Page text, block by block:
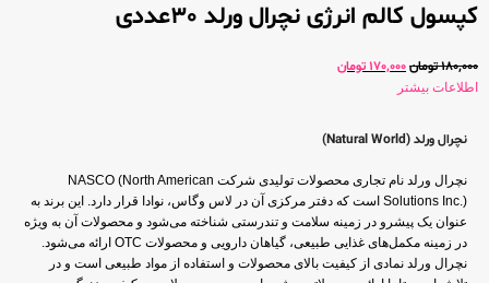
کپسول کالم انرژی نچرال ورلد 30عددی
180,000تومان170,000 تومان
اطلاعات بیشتر
نچرال ورلد (Natural World)
نچرال ورلد نام تجاری محصولات تولیدی شرکت NASCO (North American
Solutions Inc.) است که دفتر مرکزی آن در لاس وگاس، نوادا قرار دارد. این برند به
عنوان یک پیشرو در زمینه سلامت و تندرستی شناخته می‌شود و محصولات آن به ویژه
در زمینه مکمل‌های غذایی طبیعی، گیاهان دارویی و محصولات OTC ارائه می‌شود.
نچرال ورلد نمادی از کیفیت بالای محصولات و استفاده از مواد طبیعی است و در